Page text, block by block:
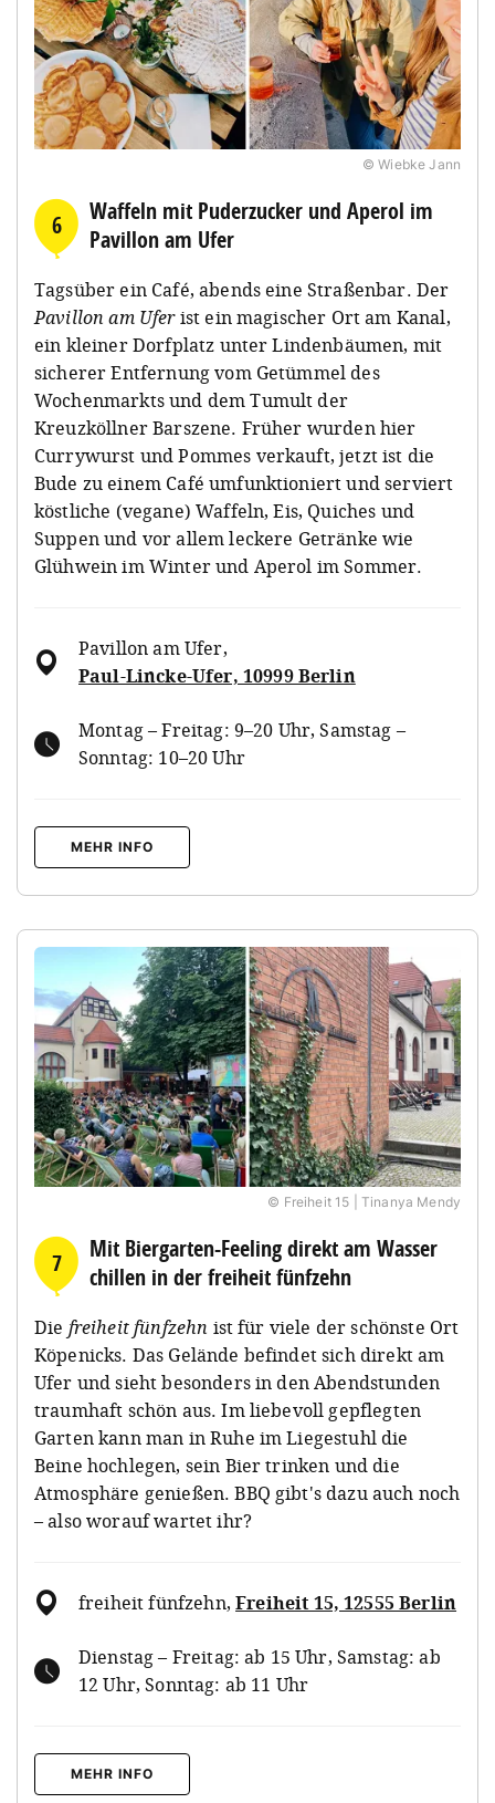
© Wiebke Jann
6
Waffeln mit Puderzucker und Aperol im
Pavillon am Ufer
Tagsüber ein Café, abends eine Straßenbar. Der
Pavillon am Uferist ein magischer Ort am Kanal,
ein kleiner Dorfplatz unter Lindenbäumen, mit
sicherer Entfernung vom Getümmel des
Wochenmarkts und dem Tumult der
Kreuzköllner Barszene. Früher wurden hier
Currywurst und Pommes verkauft, jetzt ist die
Bude zu einem Café umfunktioniert und serviert
köstliche (vegane) Waffeln, Eis, Quiches und
Suppen und vor allem leckere Getränke wie
Glühwein im Winter und Aperol im Sommer.
Pavillon am Ufer,
Paul-Lincke-Ufer, 10999 Berlin
Montag – Freitag: 9–20 Uhr, Samstag –
Sonntag: 10–20 Uhr
MEHR INFO
© Freiheit 15 | Tinanya Mendy
7
Mit Biergarten-Feeling direkt am Wasser
chillen in der freiheit fünfzehn
Die freiheit fünfzehn ist für viele der schönste Ort
Köpenicks. Das Gelände befindet sich direkt am
Ufer und sieht besonders in den Abendstunden
traumhaft schön aus. Im liebevoll gepflegten
Garten kann man in Ruhe im Liegestuhl die
Beine hochlegen, sein Bier trinken und die
Atmosphäre genießen. BBQ gibt's dazu auch noch
– also worauf wartet ihr?
freiheit fünfzehn,Freiheit 15, 12555 Berlin
Dienstag – Freitag: ab 15 Uhr, Samstag: ab
12 Uhr, Sonntag: ab 11 Uhr
MEHR INFO